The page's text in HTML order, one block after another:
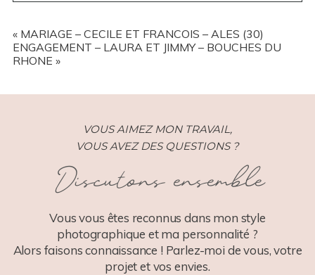
REQUIRED FIELDS ARE MARKED *
POST COMMENT
« MARIAGE – CECILE ET FRANCOIS – ALES (30)
ENGAGEMENT – LAURA ET JIMMY – BOUCHES DU
RHONE »
VOUS AIMEZ MON TRAVAIL,
VOUS AVEZ DES QUESTIONS ?
Discutons ensemble
Vous vous êtes reconnus dans mon style
photographique et ma personnalité ?
Alors faisons connaissance ! Parlez-moi de vous, votre
projet et vos envies.